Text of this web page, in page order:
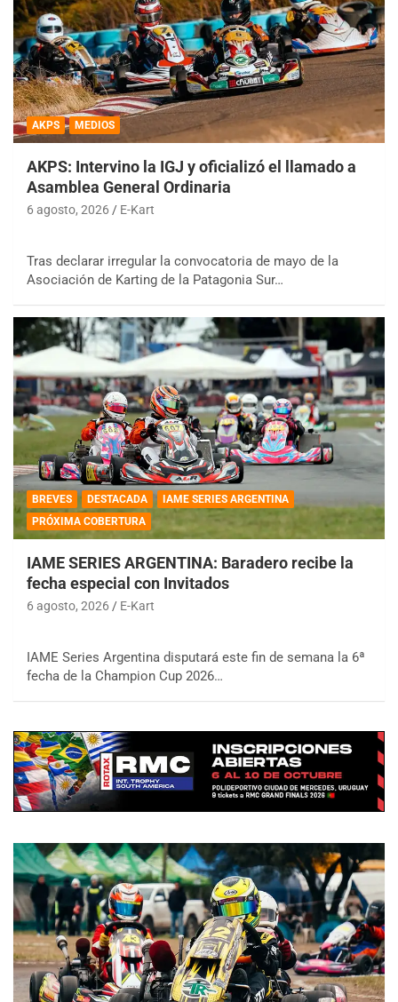
AKPS MEDIOS
AKPS: Intervino la IGJ y oficializó el llamado a
Asamblea General Ordinaria
6 agosto, 2026 E-Kart
Tras declarar irregular la convocatoria de mayo de la
Asociación de Karting de la Patagonia Sur…
BREVES DESTACADA
IAME SERIES ARGENTINA
PRÓXIMA COBERTURA
IAME SERIES ARGENTINA: Baradero recibe la
fecha especial con Invitados
6 agosto, 2026 E-Kart
IAME Series Argentina disputará este fin de semana la 6ª
fecha de la Champion Cup 2026…